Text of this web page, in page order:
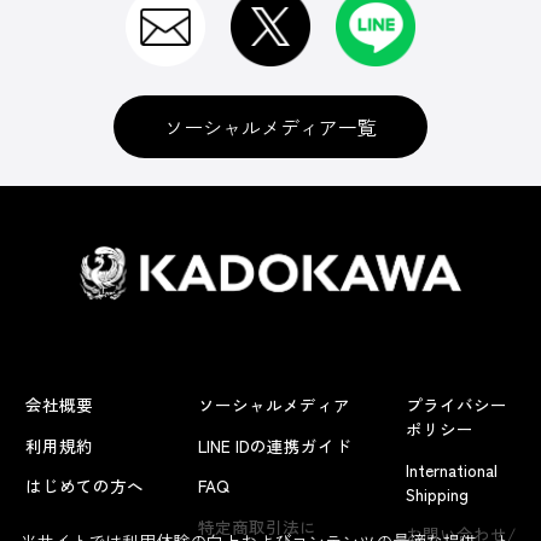
ソーシャルメディア一覧
会社概要
利用規約
はじめての方へ
ソーシャルメディア
LINE IDの連携ガイド
FAQ
特定商取引法に
プライバシー
ポリシー
International
Shipping
お問い合わせ/